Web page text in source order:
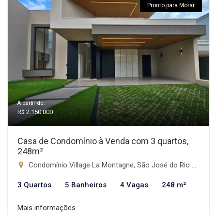
Pronto para Morar
A partir de:
R$ 2.150.000
Casa de Condomínio à Venda com 3 quartos,
248m²
Condomínio Village La Montagne, São José do Rio Preto-SP
3 Quartos 5 Banheiros 4 Vagas 248 m²
Mais informações